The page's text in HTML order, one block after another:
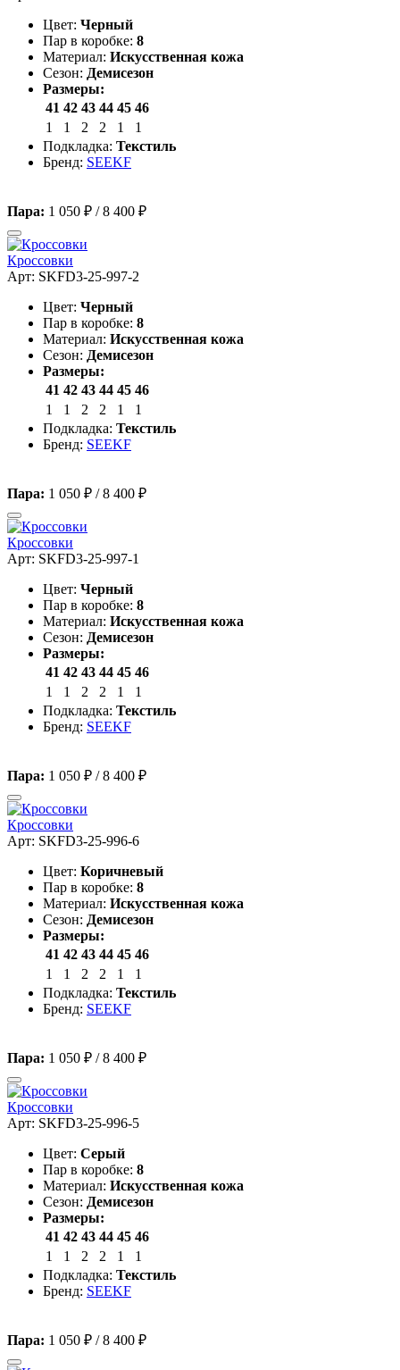
Цвет: Черный
Пар в коробке: 8
Материал: Искусственная кожа
Сезон: Демисезон
Размеры:
41 42 43 44 45 46
1
1 2 2 1
1
Подкладка: Текстиль
Бренд: SEEKF
Пара: 1 050 ₽ /8 400 ₽
Кроссовки
Арт: SKFD3-25-997-2
Цвет: Черный
Пар в коробке: 8
Материал: Искусственная кожа
Сезон: Демисезон
Размеры:
41 42 43 44 45 46
1
1 2 2 1
1
Подкладка: Текстиль
Бренд: SEEKF
Пара: 1 050 ₽ /8 400 ₽
Кроссовки
Арт: SKFD3-25-997-1
Цвет: Черный
Пар в коробке: 8
Материал: Искусственная кожа
Сезон: Демисезон
Размеры:
41 42 43 44 45 46
1
1 2 2 1
1
Подкладка: Текстиль
Бренд: SEEKF
Пара: 1 050 ₽ /8 400 ₽
Кроссовки
Арт: SKFD3-25-996-6
Цвет: Коричневый
Пар в коробке: 8
Материал: Искусственная кожа
Сезон: Демисезон
Размеры:
41 42 43 44 45 46
1
1 2 2 1
1
Подкладка: Текстиль
Бренд: SEEKF
Пара: 1 050 ₽ /8 400 ₽
Кроссовки
Арт: SKFD3-25-996-5
Цвет: Серый
Пар в коробке: 8
Материал: Искусственная кожа
Сезон: Демисезон
Размеры:
41 42 43 44 45 46
1
1 2 2 1
1
Подкладка: Текстиль
Бренд: SEEKF
Пара: 1 050 ₽ /8 400 ₽